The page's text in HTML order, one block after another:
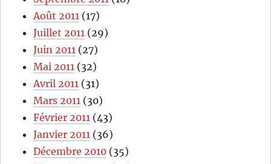
Août 2011 (17)
Juillet 2011 (29)
Juin 2011 (27)
Mai 2011 (32)
Avril 2011 (31)
Mars 2011 (30)
Février 2011 (43)
Janvier 2011 (36)
Décembre 2010 (35)